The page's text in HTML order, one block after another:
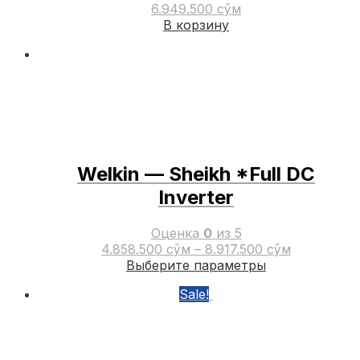
6.949.500 сўм
В корзину
Welkin — Sheikh *Full DC
Inverter
Оценка 0из 5
4.858.500 сўм – 8.917.500 сўм
Выберите параметры
Sale!